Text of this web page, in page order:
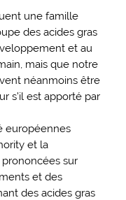
une famille
des acides gras
et au
mais que notre
néanmoins être
s’il est apporté par
européennes
et la
sur
et des
des acides gras